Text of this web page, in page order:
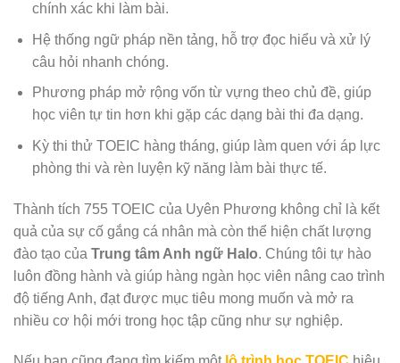
chính xác khi làm bài.
Hệ thống ngữ pháp nền tảng, hỗ trợ đọc hiểu và xử lý
câu hỏi nhanh chóng.
Phương pháp mở rộng vốn từ vựng theo chủ đề, giúp
học viên tự tin hơn khi gặp các dạng bài thi đa dạng.
Kỳ thi thử TOEIC hàng tháng, giúp làm quen với áp lực
phòng thi và rèn luyện kỹ năng làm bài thực tế.
Thành tích 755 TOEIC của Uyên Phương không chỉ là kết
quả của sự cố gắng cá nhân mà còn thể hiện chất lượng
đào tạo của Trung tâm Anh ngữ Halo. Chúng tôi tự hào
luôn đồng hành và giúp hàng ngàn học viên nâng cao trình
độ tiếng Anh, đạt được mục tiêu mong muốn và mở ra
nhiều cơ hội mới trong học tập cũng như sự nghiệp.